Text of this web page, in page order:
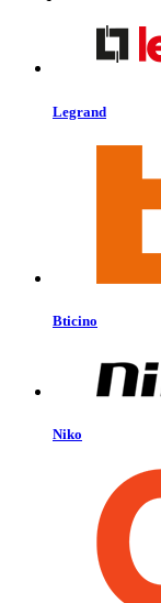
Legrand
Bticino
Niko